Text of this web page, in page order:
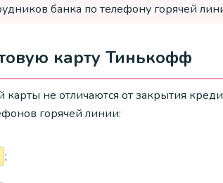
банка по телефону горячей
карту Тинькофф
карты не отличаются от закрытия
горячей линии:
;